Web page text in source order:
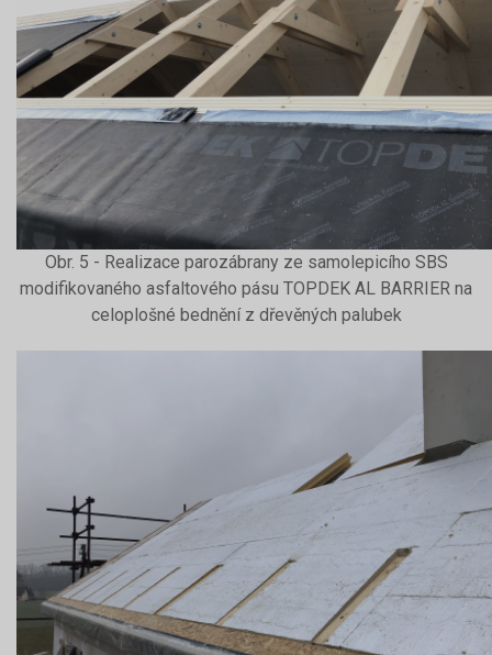
Obr. 5 - Realizace parozábrany ze samolepicího SBS
modifikovaného asfaltového pásu TOPDEK AL BARRIER na
celoplošné bednění z dřevěných palubek